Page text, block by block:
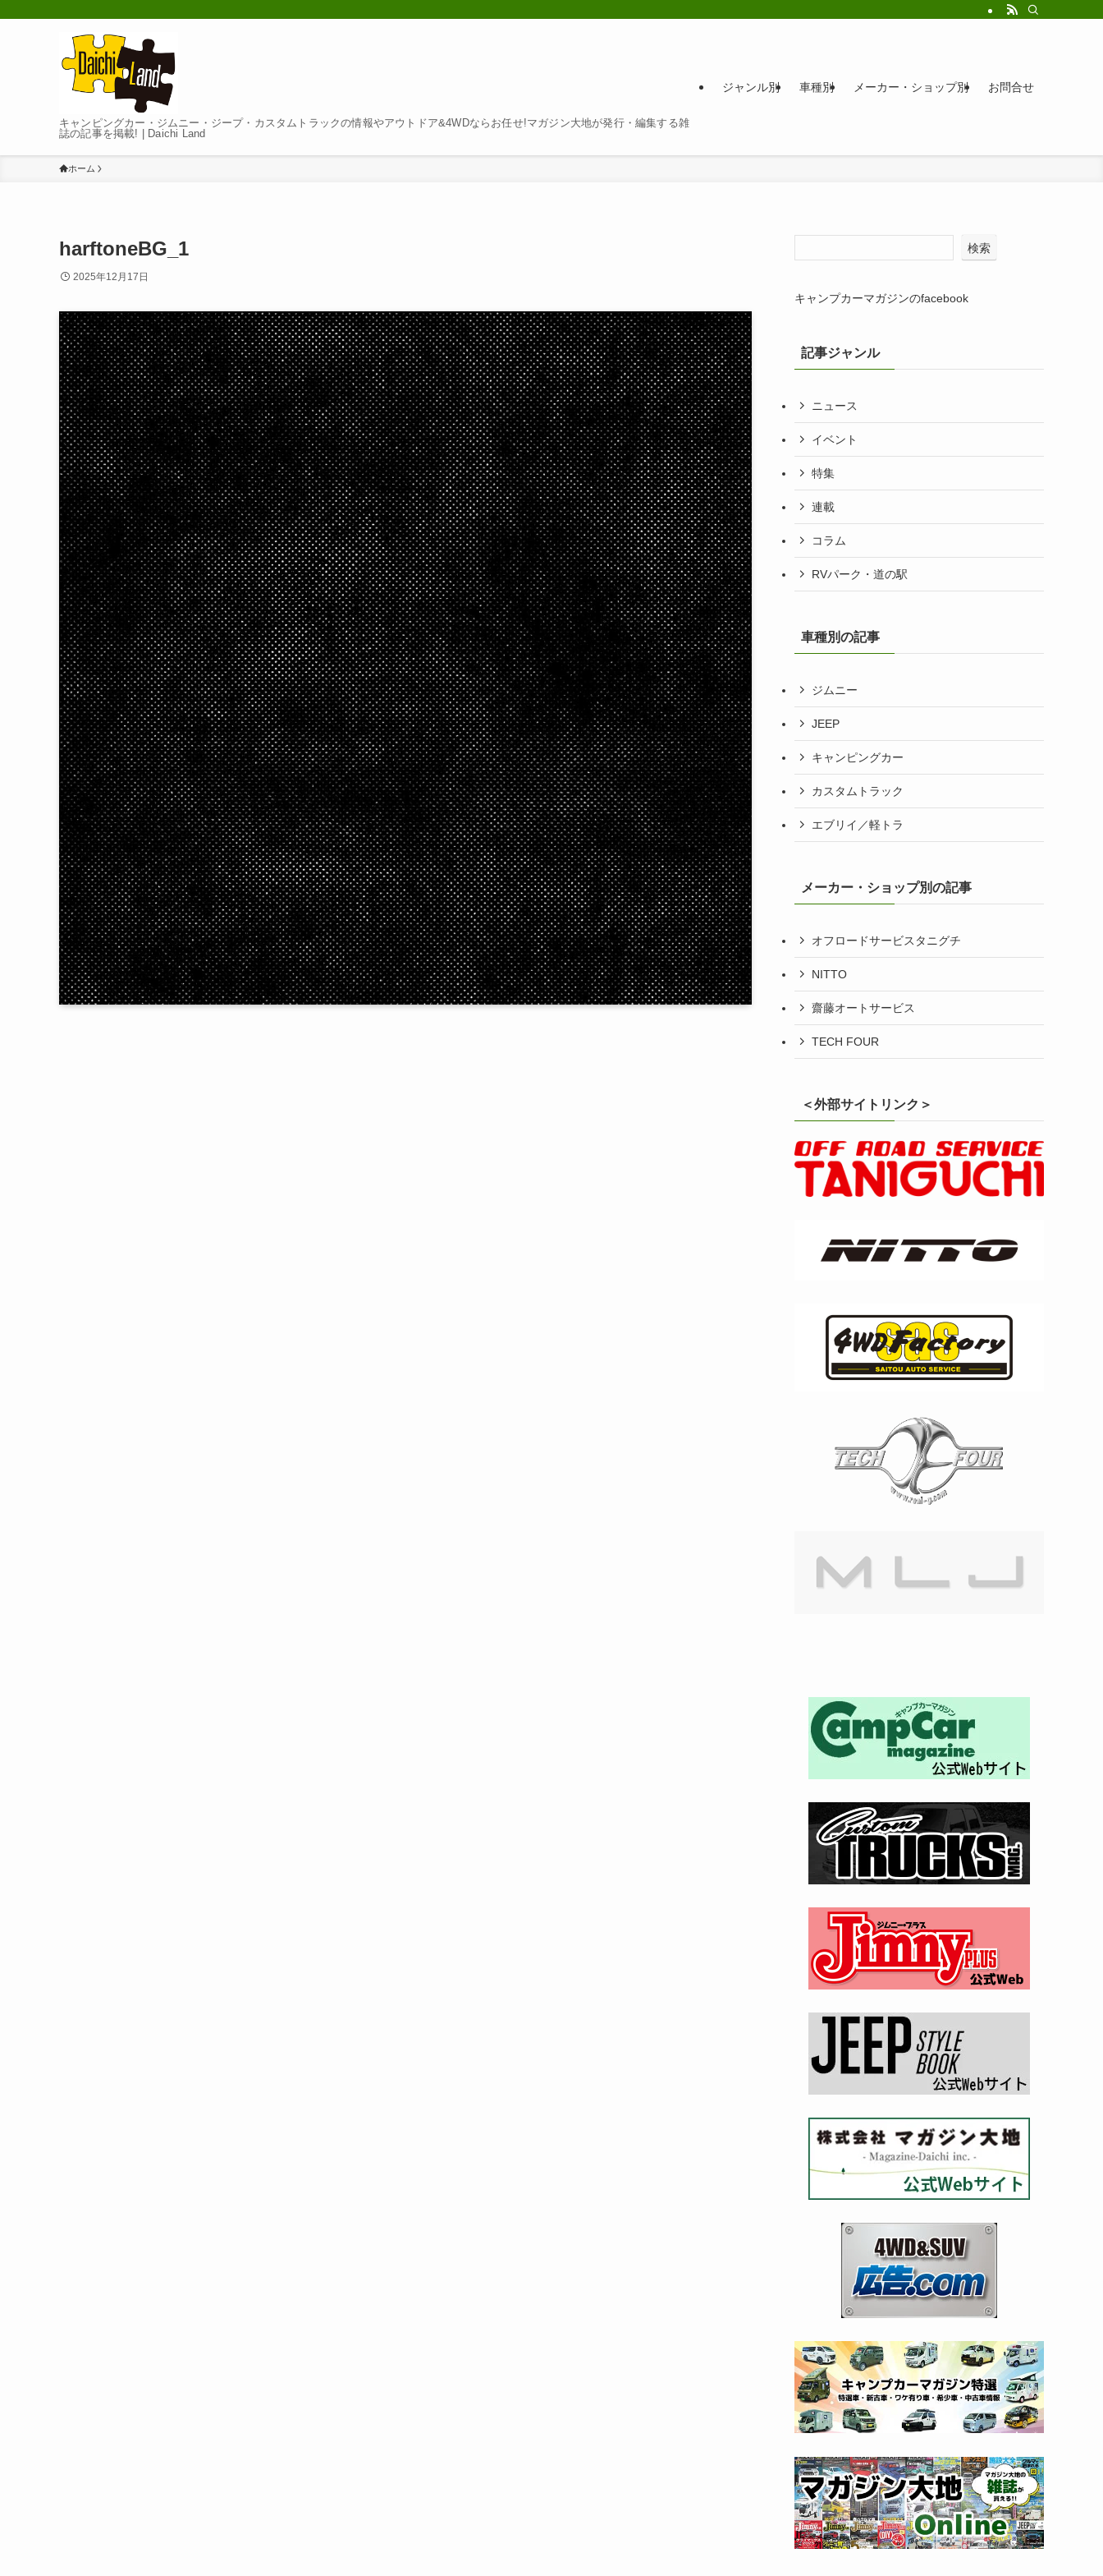
キャンピングカー・ジムニー・ジープ・カスタムトラックの情報やアウトドア&4WDならお任せ!マガジン大地が発行・編集する雑
誌の記事を掲載! | Daichi Land
ジャンル別 車種別 メーカー・ショップ別 お問合せ
ホーム
harftoneBG_1
2025年12月17日
検索
キャンプカーマガジンのfacebook
記事ジャンル
ニュース
イベント
特集
連載
コラム
RVパーク・道の駅
車種別の記事
ジムニー
JEEP
キャンピングカー
カスタムトラック
エブリイ／軽トラ
メーカー・ショップ別の記事
オフロードサービスタニグチ
NITTO
齋藤オートサービス
TECH FOUR
＜外部サイトリンク＞